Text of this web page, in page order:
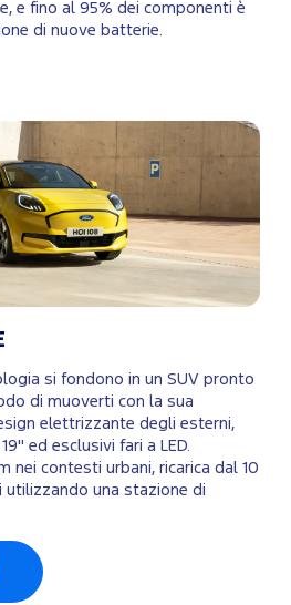
e fino al 95% dei componenti è
di nuove batterie.
si fondono in un SUV pronto
di muoverti con la sua
elettrizzante degli esterni,
ed esclusivi fari a LED.
nei contesti urbani, ricarica dal 10
utilizzando una stazione di